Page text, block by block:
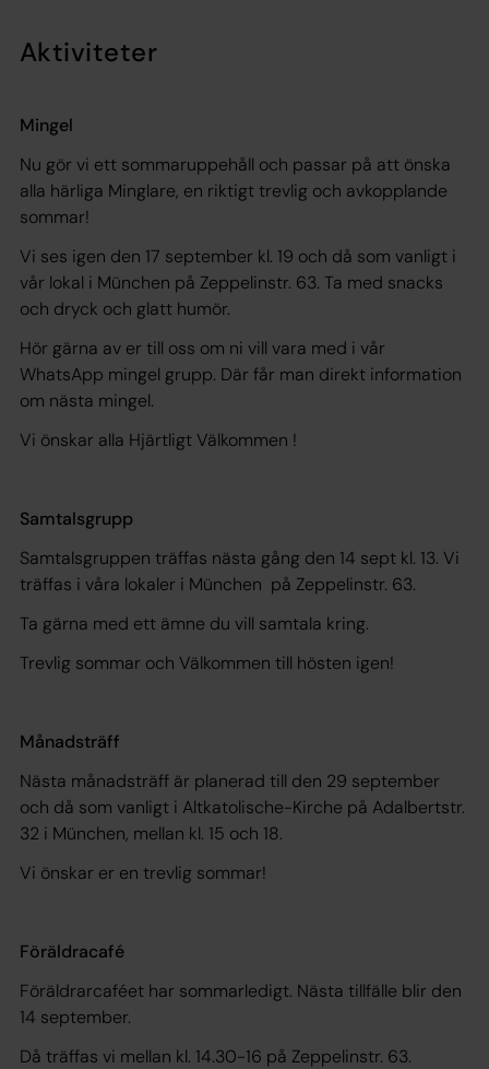
Aktiviteter
Mingel
Nu gör vi ett sommaruppehåll och passar på att önska
alla härliga Minglare, en riktigt trevlig och avkopplande
sommar!
Vi ses igen den 17 september kl. 19 och då som vanligt i
vår lokal i München på Zeppelinstr. 63. Ta med snacks
och dryck och glatt humör.
Hör gärna av er till oss om ni vill vara med i vår
WhatsApp mingel grupp. Där får man direkt information
om nästa mingel.
Vi önskar alla Hjärtligt Välkommen !
Samtalsgrupp
Samtalsgruppen träffas nästa gång den 14 sept kl. 13. Vi
träffas i våra lokaler i München på Zeppelinstr. 63.
Ta gärna med ett ämne du vill samtala kring.
Trevlig sommar och Välkommen till hösten igen!
Månadsträff
Nästa månadsträff är planerad till den 29 september
och då som vanligt i Altkatolische-Kirche på Adalbertstr.
32 i München, mellan kl. 15 och 18.
Vi önskar er en trevlig sommar!
Föräldracafé
Föräldrarcaféet har sommarledigt. Nästa tillfälle blir den
14 september.
Då träffas vi mellan kl. 14.30-16 på Zeppelinstr. 63.